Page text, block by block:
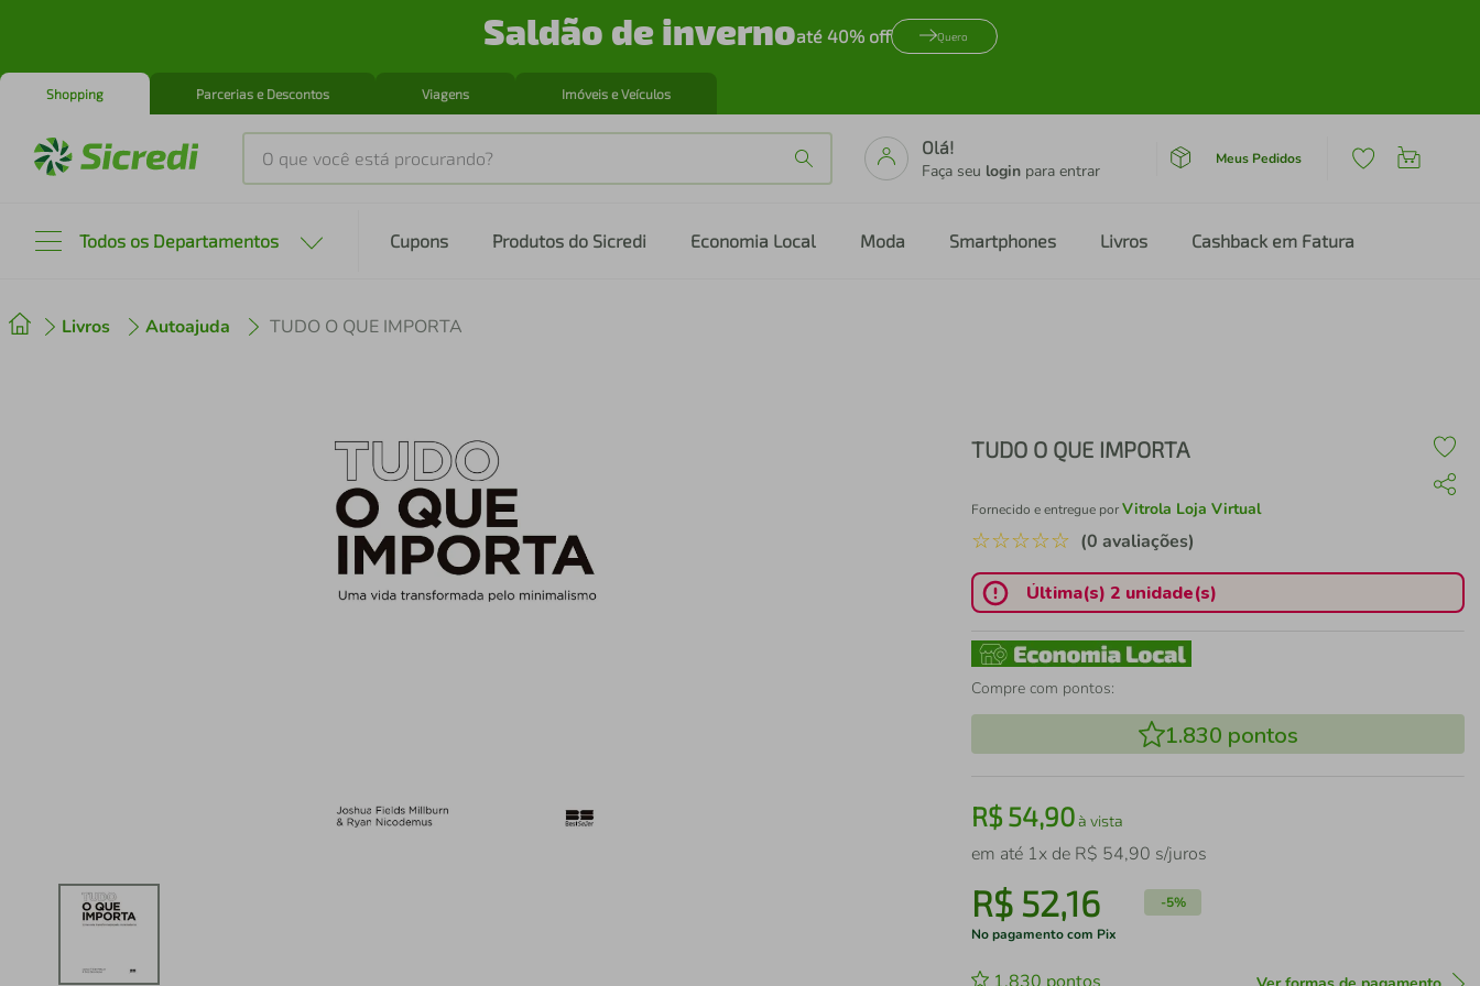
Saldão de invernoaté 40% off Quero
Shopping Parcerias e Descontos Viagens Imóveis e Veículos
O que você está procurando?
Olá!
Faça seu login para entrar
Meus Pedidos
Todos os Departamentos Cupons Produtos do Sicredi Economia Local Moda Smartphones Livros Cashback em Fatura
Livros Autoajuda TUDO O QUE IMPORTA
TUDO O QUE IMPORTA
Fornecido e entregue porVitrola Loja Virtual
☆☆☆☆☆ (0 avaliações)
Última(s) 2 unidade(s)
Compre com pontos:
1.830 pontos
R$54,90à vista
em até 1x de R$ 54,90 s/juros
R$ 52,16 -5%
No pagamento com Pix
2º cafeteira